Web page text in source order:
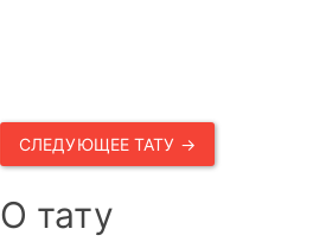
СЛЕДУЮЩЕЕ ТАТУ →
О тату